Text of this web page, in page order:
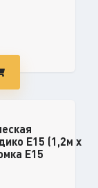
E15 (1,2м х
E15